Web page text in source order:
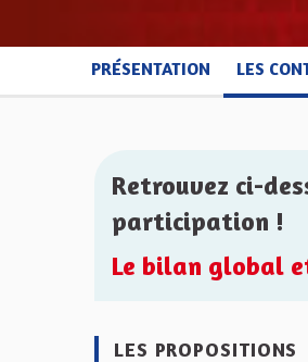
PRÉSENTATION LES
Retrouvez ci-
participation !
Le bilan global
LES PROPOSITIONS